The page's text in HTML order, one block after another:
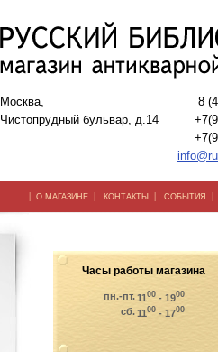
Москва,
Чистопрудный бульвар, д.14
8
| О МАГАЗИНЕ | КОНТАКТЫ | СОБЫТИЯ
Часы работы магазина
пн.-пт.1100 - 1900
сб.1100 - 1700